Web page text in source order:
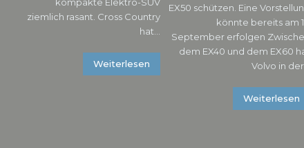
ziemlich rasant. Cross Country
hat...
Weiterlesen
EX50 schützen. Eine
könnte bereits am
September erfolgen Zwischen
dem EX40 und dem EX60
Volvo in
Weiterlesen